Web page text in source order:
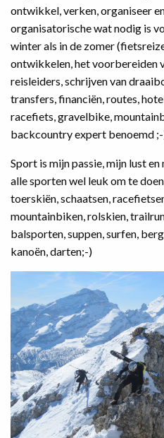
ontwikkel, verken, organiseer
organisatorische wat nodig is
winter als in de zomer
ontwikkelen, het voorbereiden
reisleiders, schrijven van
transfers, financiën, routes,
racefiets, gravelbike,
backcountry expert benoemd ;-
Sport is mijn passie, mijn lust
alle sporten wel leuk om te
toerskiën, schaatsen,
mountainbiken, rolskien,
balsporten, suppen, surfen,
kanoën, darten;-)